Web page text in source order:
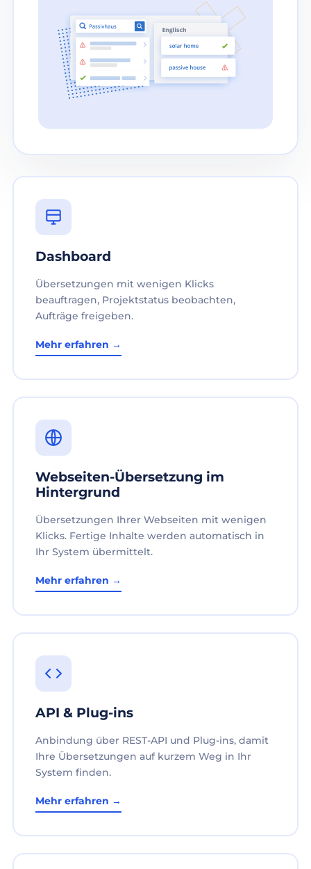
Dashboard
Übersetzungen mit wenigen Klicks
beauftragen, Projektstatus beobachten,
Aufträge freigeben.
Mehr erfahren →
Webseiten-Übersetzung im
Hintergrund
Übersetzungen Ihrer Webseiten mit wenigen
Klicks. Fertige Inhalte werden automatisch in
Ihr System übermittelt.
Mehr erfahren →
API & Plug-ins
Anbindung über REST-API und Plug-ins, damit
Ihre Übersetzungen auf kurzem Weg in Ihr
System finden.
Mehr erfahren →